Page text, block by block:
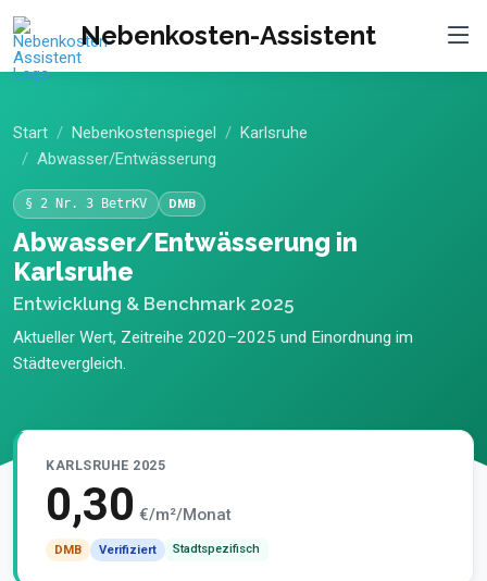
Nebenkosten-Assistent
Start Nebenkostenspiegel
Karlsruhe
Abwasser/Entwässerung
§ 2 Nr. 3 BetrKV DMB
Abwasser/Entwässerung in
Karlsruhe
Entwicklung & Benchmark 2025
Aktueller Wert, Zeitreihe 2020–2025 und Einordnung im
Städtevergleich.
KARLSRUHE 2025
0,30 €/m²/Monat
DMB Verifiziert Stadtspezifisch